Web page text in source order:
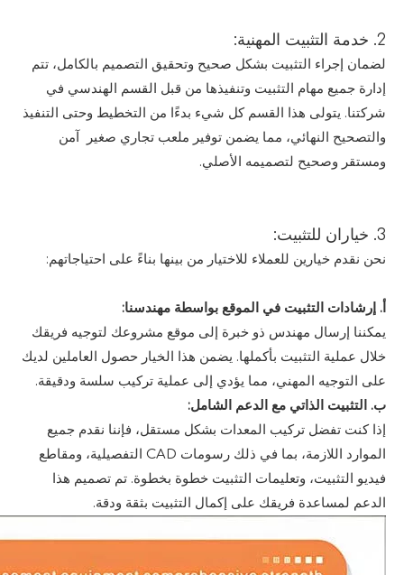
2. خدمة التثبيت المهنية:
لضمان إجراء التثبيت بشكل صحيح وتحقيق التصميم بالكامل، تتم
إدارة جميع مهام التثبيت وتنفيذها من قبل القسم الهندسي في
شركتنا. يتولى هذا القسم كل شيء بدءًا من التخطيط وحتى التنفيذ
والتصحيح النهائي، مما يضمن توفير ملعب تجاري صغير آمن
ومستقر وصحيح لتصميمه الأصلي.
3. خياران للتثبيت:
نحن نقدم خيارين للعملاء للاختيار من بينها بناءً على احتياجاتهم:
أ. إرشادات التثبيت في الموقع بواسطة مهندسنا:
يمكننا إرسال مهندس ذو خبرة إلى موقع مشروعك لتوجيه فريقك
خلال عملية التثبيت بأكملها. يضمن هذا الخيار حصول العاملين لديك
على التوجيه المهني، مما يؤدي إلى عملية تركيب سلسة ودقيقة.
ب. التثبيت الذاتي مع الدعم الشامل:
إذا كنت تفضل تركيب المعدات بشكل مستقل، فإننا نقدم جميع
الموارد اللازمة، بما في ذلك رسومات CAD التفصيلية، ومقاطع
فيديو التثبيت، وتعليمات التثبيت خطوة بخطوة. تم تصميم هذا
الدعم لمساعدة فريقك على إكمال التثبيت بثقة ودقة.